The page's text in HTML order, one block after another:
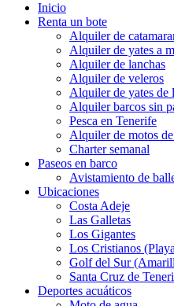
Inicio
Renta un bote
Alquiler de
Alquiler de yates a
Alquiler de lanchas
Alquiler de veleros
Alquiler de yates de
Alquiler barcos sin
Pesca en Tenerife
Alquiler de motos de
Charter semanal
Paseos en barco
Avistamiento de
Ubicaciones
Costa Adeje
Las Galletas
Los Gigantes
Los Cristianos
Golf del Sur
Santa Cruz de
Deportes acuáticos